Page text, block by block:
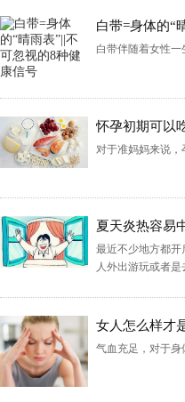
白带=身体的“
白带伴随着女性
怀孕初期可以
些？
对于准妈妈来说
夏天炎热容易
最近不少地方都开
人外出游玩或者是
女人怎么样才
气血充足，对于身